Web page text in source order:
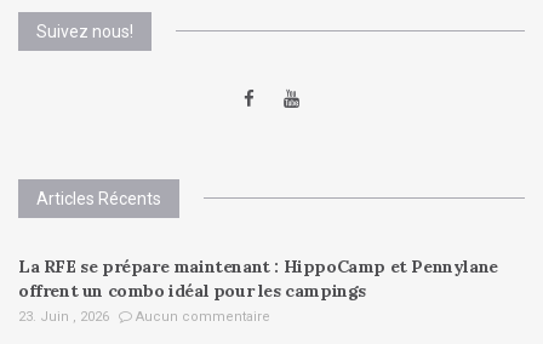
Suivez nous!
Articles Récents
La RFE se prépare maintenant : HippoCamp et Pennylane
offrent un combo idéal pour les campings
23. Juin , 2026 Aucun commentaire